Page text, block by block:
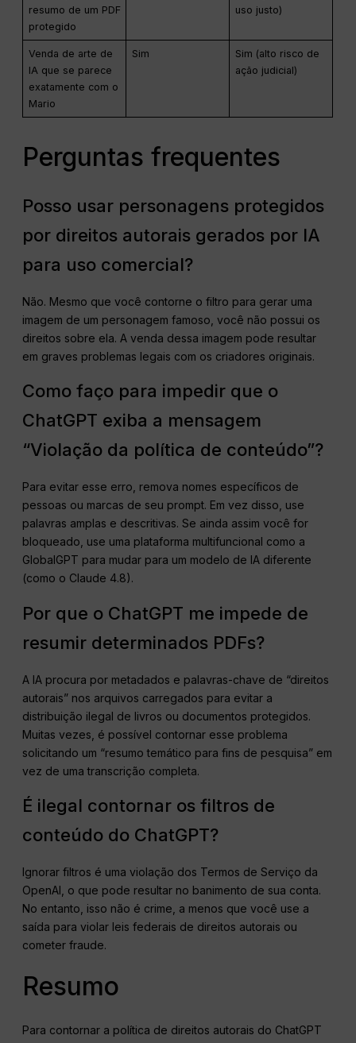
resumo de um PDF
protegido
uso justo)
Venda de arte de
IA que se parece
exatamente com o
Mario
Sim
Sim (alto risco de
ação judicial)
Perguntas frequentes
Posso usar personagens protegidos
por direitos autorais gerados por IA
para uso comercial?
Não. Mesmo que você contorne o filtro para gerar uma
imagem de um personagem famoso, você não possui os
direitos sobre ela. A venda dessa imagem pode resultar
em graves problemas legais com os criadores originais.
Como faço para impedir que o
ChatGPT exiba a mensagem
“Violação da política de conteúdo”?
Para evitar esse erro, remova nomes específicos de
pessoas ou marcas de seu prompt. Em vez disso, use
palavras amplas e descritivas. Se ainda assim você for
bloqueado, use uma plataforma multifuncional como a
GlobalGPT para mudar para um modelo de IA diferente
(como o Claude 4.8).
Por que o ChatGPT me impede de
resumir determinados PDFs?
A IA procura por metadados e palavras-chave de “direitos
autorais” nos arquivos carregados para evitar a
distribuição ilegal de livros ou documentos protegidos.
Muitas vezes, é possível contornar esse problema
solicitando um “resumo temático para fins de pesquisa” em
vez de uma transcrição completa.
É ilegal contornar os filtros de
conteúdo do ChatGPT?
Ignorar filtros é uma violação dos Termos de Serviço da
OpenAI, o que pode resultar no banimento de sua conta.
No entanto, isso não é crime, a menos que você use a
saída para violar leis federais de direitos autorais ou
cometer fraude.
Resumo
Para contornar a política de direitos autorais do ChatGPT